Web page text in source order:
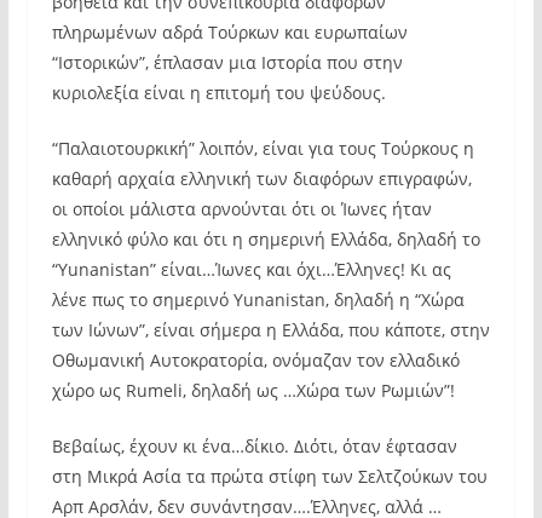
πληρωμένων αδρά Τούρκων και ευρωπαίων
“Ιστορικών”, έπλασαν μια Ιστορία που στην
κυριολεξία είναι η επιτομή του ψεύδους.
“Παλαιοτουρκική” λοιπόν, είναι για τους Τούρκους η
καθαρή αρχαία ελληνική των διαφόρων επιγραφών,
οι οποίοι μάλιστα αρνούνται ότι οι Ίωνες ήταν
ελληνικό φύλο και ότι η σημερινή Ελλάδα, δηλαδή το
“Υunanistan” είναι…Ίωνες και όχι…Έλληνες! Κι ας
λένε πως το σημερινό Yunanistan, δηλαδή η “Χώρα
των Ιώνων”, είναι σήμερα η Ελλάδα, που κάποτε, στην
Οθωμανική Αυτοκρατορία, ονόμαζαν τον ελλαδικό
χώρο ως Rumeli, δηλαδή ως …Χώρα των Ρωμιών”!
Βεβαίως, έχουν κι ένα…δίκιο. Διότι, όταν έφτασαν
στη Μικρά Ασία τα πρώτα στίφη των Σελτζούκων του
Αρπ Αρσλάν, δεν συνάντησαν….Έλληνες, αλλά …